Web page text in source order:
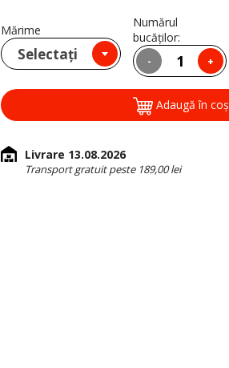
Mărime
Selectați
Numărul
bucăţilor:
- +
Adaugă în coş
Livrare 13.08.2026
Transport gratuit peste 189,00 lei